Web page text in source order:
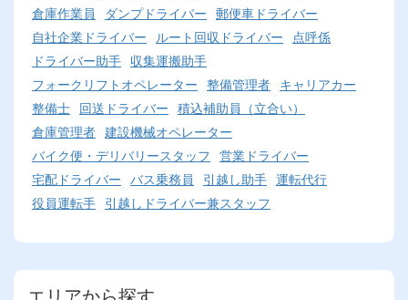
倉庫作業員
ダンプドライバー 郵便車ドライバー
自社企業ドライバー
ルート回収ドライバー
点呼係
ドライバー助手 収集運搬助手
フォークリフトオペレーター 整備管理者 キャリアカー
整備士 回送ドライバー 積込補助員（立合い）
倉庫管理者 建設機械オペレーター
バイク便・デリバリースタッフ 営業ドライバー
宅配ドライバー バス乗務員 引越し助手 運転代行
役員運転手 引越しドライバー兼スタッフ